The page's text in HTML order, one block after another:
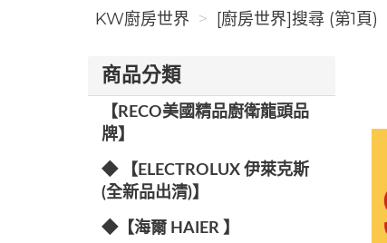
KW廚房世界 [廚房世界]搜尋 (第1頁)
商品分類
【RECO美國精品廚衛龍頭品
牌】
◆ 【ELECTROLUX 伊萊克斯
(全新品出清)】
◆【海爾 HAIER 】